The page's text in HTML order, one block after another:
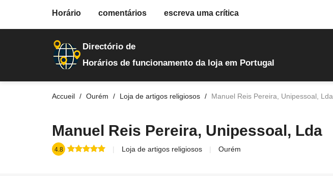
loja-de-artigos-religiosos
Directório de
Horários de funcionamento da loja em Portugal
Accueil Ourém Loja de artigos religiosos Manuel Reis Pereira, Unipessoal, Lda
Manuel Reis Pereira, Unipessoal, Lda
4.8 Loja de artigos religiosos Ourém
Horário comentários escreva uma crítica